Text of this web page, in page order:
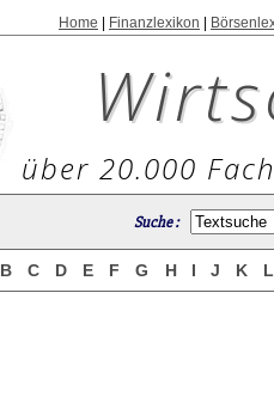
Home Finanzlexikon
über 20.000
Suche :
B C D E F G H I J K